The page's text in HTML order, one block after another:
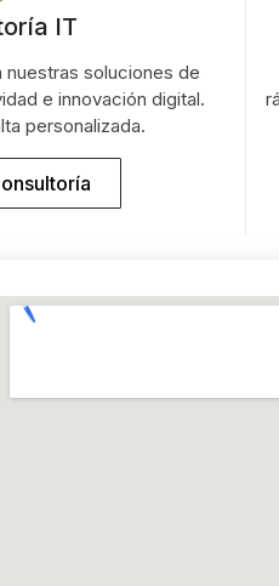
IT
soluciones de
e innovación digital.
personalizada.